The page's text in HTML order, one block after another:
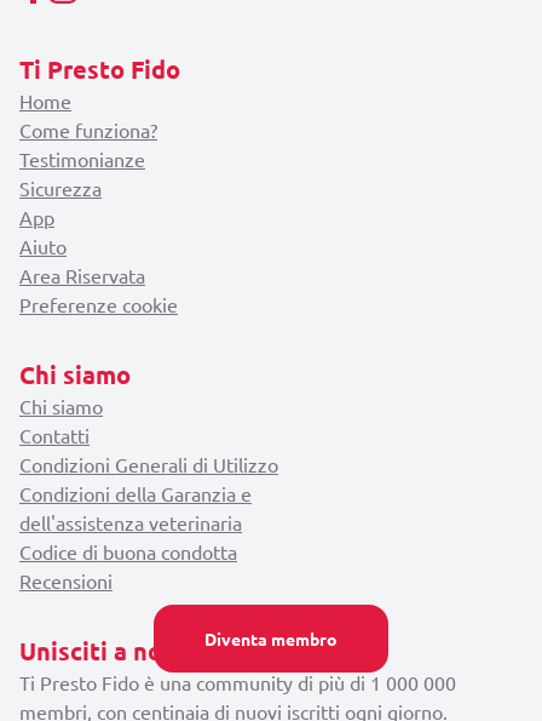
Diventa membro
Ti Presto Fido
Home
Come funziona?
Testimonianze
Sicurezza
App
Aiuto
Area Riservata
Preferenze cookie
Chi siamo
Chi siamo
Contatti
Condizioni Generali di Utilizzo
Condizioni della Garanzia e
dell'assistenza veterinaria
Codice di buona condotta
Recensioni
Unisciti a noi
Ti Presto Fido è una community di più di 1 000 000
membri, con centinaia di nuovi iscritti ogni giorno.